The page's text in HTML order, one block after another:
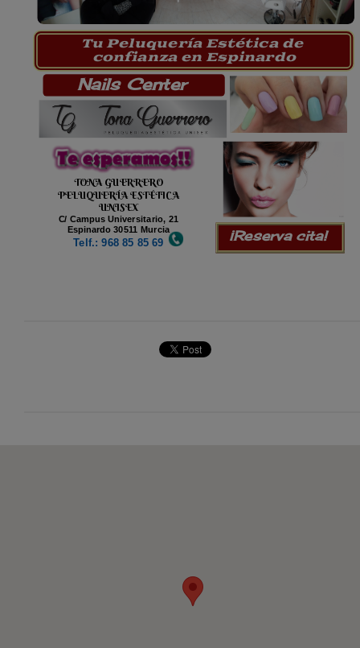
TONA GUERRERO
PELUQUERÍA ESTÉTICA
UNISEX
C/ Campus Universitario, 21
Espinardo 30511 Murcia
Telf.: 968 85 85 69
Tu Peluquería Estética de
confianza en Espinardo
¡Reserva cita!
Nails Center